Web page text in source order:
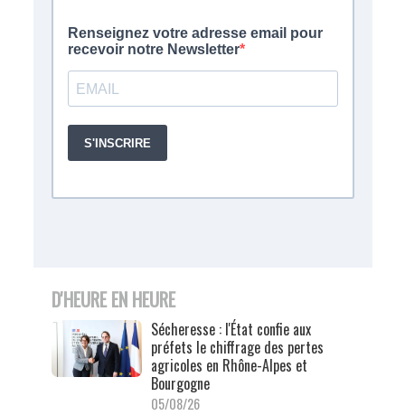
D'HEURE EN HEURE
Sécheresse : l'État confie aux
préfets le chiffrage des pertes
agricoles en Rhône-Alpes et
Bourgogne
05/08/26